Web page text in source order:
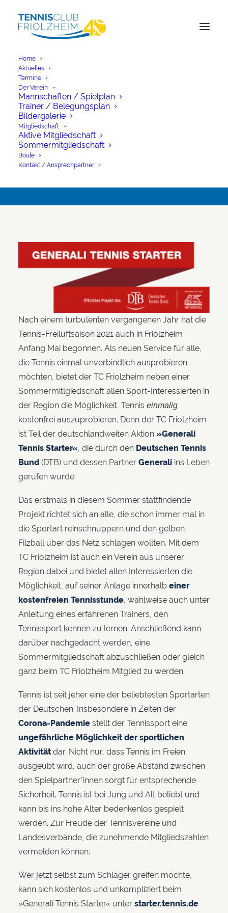
Home
Aktuelles
Termine
Der Verein
Mannschaften / Spielplan
Trainer / Belegungsplan
Bildergalerie
Mitgliedschaft
Aktive Mitgliedschaft
Sommermitgliedschaft
Boule
Kontakt / Ansprechpartner
TC Friolzheim nimmt
an
deutschlandweitem
Projekt teil
Nach einem turbulenten vergangenen Jahr hat die
Tennis-Freiluftsaison 2021 auch in Friolzheim
Anfang Mai begonnen. Als neuen Service für alle,
die Tennis einmal unverbindlich ausprobieren
möchten, bietet der TC Friolzheim neben einer
Sommermitlgiedschaft allen Sport-Interessierten in
der Region die Möglichkeit, Tennis einmalig
kostenfrei auszuprobieren. Denn der TC Friolzheim
ist Teil der deutschlandweiten Aktion »Generali
Tennis Starter«, die durch den Deutschen Tennis
Bund (DTB) und dessen Partner Generali ins Leben
gerufen wurde.
Das erstmals in diesem Sommer stattfindende
Projekt richtet sich an alle, die schon immer mal in
die Sportart reinschnuppern und den gelben
Filzball über das Netz schlagen wollten. Mit dem
TC Friolzheim ist auch ein Verein aus unserer
Region dabei und bietet allen Interessierten die
Möglichkeit, auf seiner Anlage innerhalb einer
kostenfreien Tennisstunde, wahlweise auch unter
Anleitung eines erfahrenen Trainers, den
Tennissport kennen zu lernen. Anschließend kann
darüber nachgedacht werden, eine
Sommermitgliedschaft abzuschließen oder gleich
ganz beim TC Friolzheim Mitglied zu werden.
Tennis ist seit jeher eine der beliebtesten Sportarten
der Deutschen: Insbesondere in Zeiten der
Corona-Pandemie stellt der Tennissport eine
ungefährliche Möglichkeit der sportlichen
Aktivitätdar. Nicht nur, dass Tennis im Freien
ausgeübt wird, auch der große Abstand zwischen
den Spielpartner*innen sorgt für entsprechende
Sicherheit. Tennis ist bei Jung und Alt beliebt und
kann bis ins hohe Alter bedenkenlos gespielt
werden. Zur Freude der Tennisvereine und
Landesverbände, die zunehmende Mitgliedszahlen
vermelden können.
Wer jetzt selbst zum Schläger greifen möchte,
kann sich kostenlos und unkompliziert beim
»Generali Tennis Starter« unter starter.tennis.de